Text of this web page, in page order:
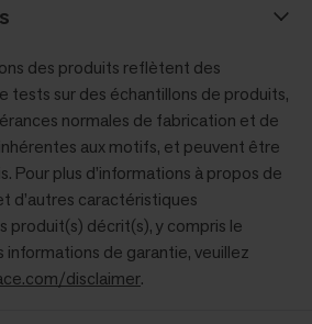
des produits reflètent des
tests sur des échantillons de produits,
normales de fabrication et de
aux motifs, et peuvent être
Pour plus d’informations à propos de
d’autres caractéristiques
produit(s) décrit(s), y compris le
de garantie, veuillez
disclaimer.